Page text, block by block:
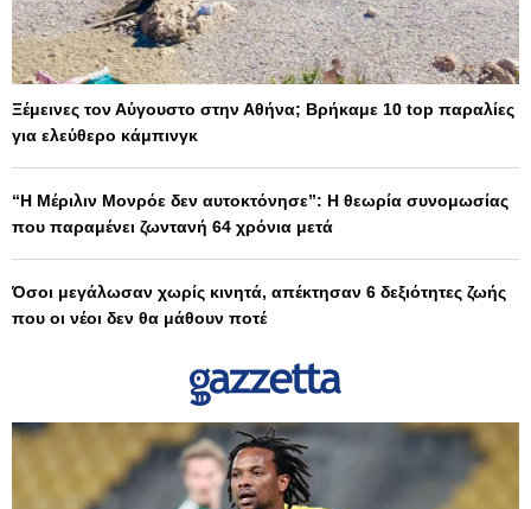
Ξέμεινες τον Αύγουστο στην Αθήνα; Βρήκαμε 10 top παραλίες
για ελεύθερο κάμπινγκ
“Η Μέριλιν Μονρόε δεν αυτοκτόνησε”: Η θεωρία συνομωσίας
που παραμένει ζωντανή 64 χρόνια μετά
Όσοι μεγάλωσαν χωρίς κινητά, απέκτησαν 6 δεξιότητες ζωής
που οι νέοι δεν θα μάθουν ποτέ